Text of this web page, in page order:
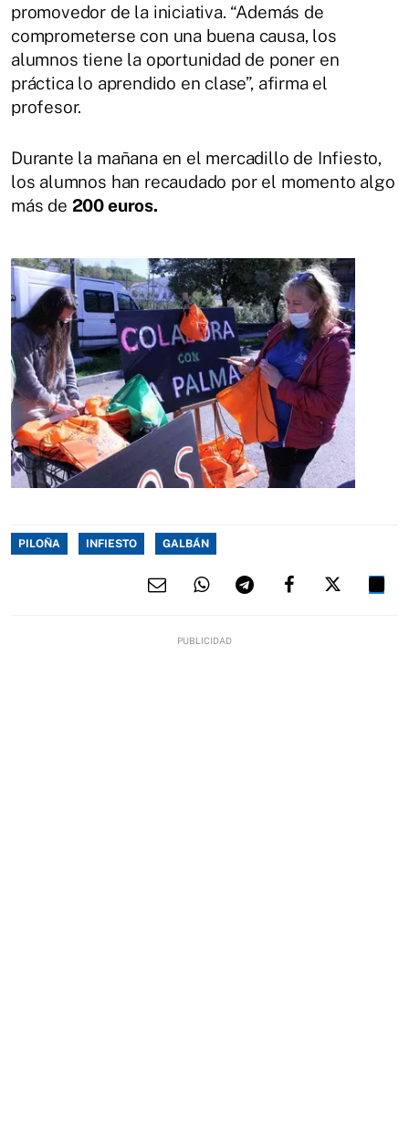
promovedor de la iniciativa. “Además de
comprometerse con una buena causa, los
alumnos tiene la oportunidad de poner en
práctica lo aprendido en clase”, afirma el
profesor.
Durante la mañana en el mercadillo de Infiesto,
los alumnos han recaudado por el momento algo
más de 200 euros.
PILOÑA INFIESTO GALBÁN